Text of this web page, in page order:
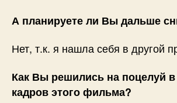
А планируете ли Вы дальше
Нет, т.к. я нашла себя в другой
Как Вы решились на поцелуй
кадров этого фильма?